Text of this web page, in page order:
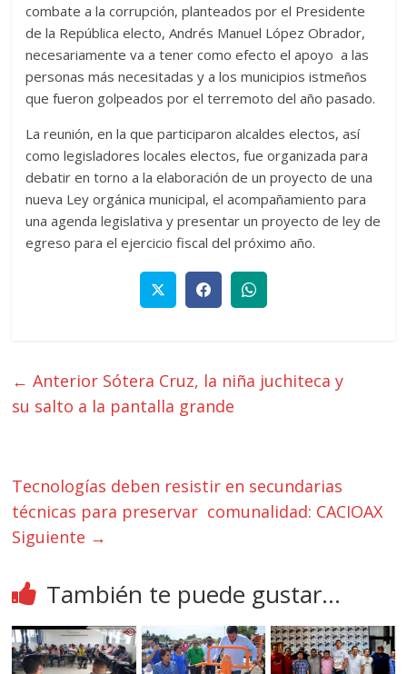
combate a la corrupción, planteados por el Presidente
de la República electo, Andrés Manuel López Obrador,
necesariamente va a tener como efecto el apoyo a las
personas más necesitadas y a los municipios istmeños
que fueron golpeados por el terremoto del año pasado.
La reunión, en la que participaron alcaldes electos, así
como legisladores locales electos, fue organizada para
debatir en torno a la elaboración de un proyecto de una
nueva Ley orgánica municipal, el acompañamiento para
una agenda legislativa y presentar un proyecto de ley de
egreso para el ejercicio fiscal del próximo año.
← Anterior Sótera Cruz, la niña juchiteca y
su salto a la pantalla grande
Tecnologías deben resistir en secundarias
técnicas para preservar comunalidad: CACIOAX
Siguiente →
También te puede gustar...